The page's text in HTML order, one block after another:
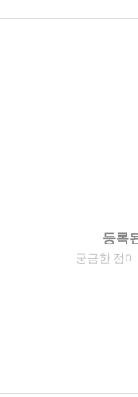
등록
궁금한 점